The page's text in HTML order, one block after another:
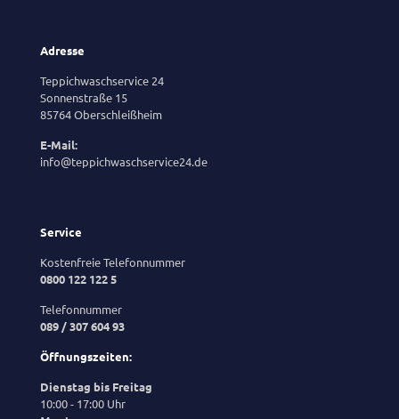
Adresse
Teppichwaschservice 24
Sonnenstraße 15
85764 Oberschleißheim
E-Mail:
info@teppichwaschservice24.de
Service
Kostenfreie Telefonnummer
0800 122 122 5
Telefonnummer
089 / 307 604 93
Öffnungszeiten:
Dienstag bis Freitag
10:00 - 17:00 Uhr